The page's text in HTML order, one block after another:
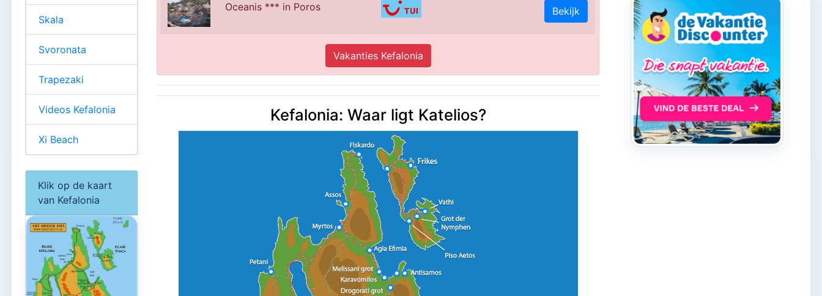
Oceanis *** in Poros Bekijk
Vakanties Kefalonia
Kefalonia: Waar ligt Katelios?
Skala
Svoronata
Trapezaki
Videos Kefalonia
Xi Beach
Klik op de kaart
van Kefalonia